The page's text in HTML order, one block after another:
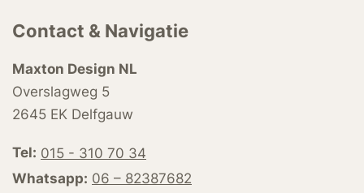
Contact & Navigatie
Maxton Design NL
Overslagweg 5
2645 EK Delfgauw
Tel: 015 - 310 70 34
Whatsapp: 06 – 82387682